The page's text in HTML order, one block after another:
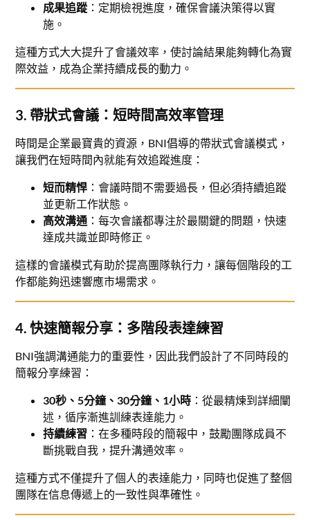
成果追蹤 ：定期檢視進度，確保會議決策得以實
施。
這種方式大大提升了會議效率，使討論結果能夠轉化為實
際效益，成為企業持續成長的動力。
3. 帶狀式會議：短時間高效率管理
時間是企業最寶貴的資源，BNI倡導的帶狀式會議模式，
讓我們在短時間內就能有效追蹤進度：
短而精悍 ：會議時間不需要過長，但必須持續追蹤
並更新工作狀態。
高效溝通 ：每次會議都專注於最關鍵的問題，快速
達成共識並即時修正。
這樣的會議模式有助於提高團隊執行力，讓每個階段的工
作都能夠迅速響應市場需求。
4. 快速簡報分享：多階段表達練習
BNI強調溝通能力的重要性，因此我們設計了不同時段的
簡報分享練習：
30秒、5分鐘、30分鐘、1小時 ：從最精煉到詳細闡
述，循序漸進訓練表達能力。
持續練習 ：在多種時段的簡報中，鼓勵團隊成員不
斷挑戰自我，提升溝通效率。
這種方式不僅提升了個人的表達能力，同時也促進了整個
團隊在信息傳遞上的一致性與準確性。